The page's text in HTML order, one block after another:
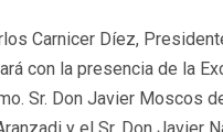
Carnicer Díez,
con la presencia de la
Sr. Don Javier Moscos